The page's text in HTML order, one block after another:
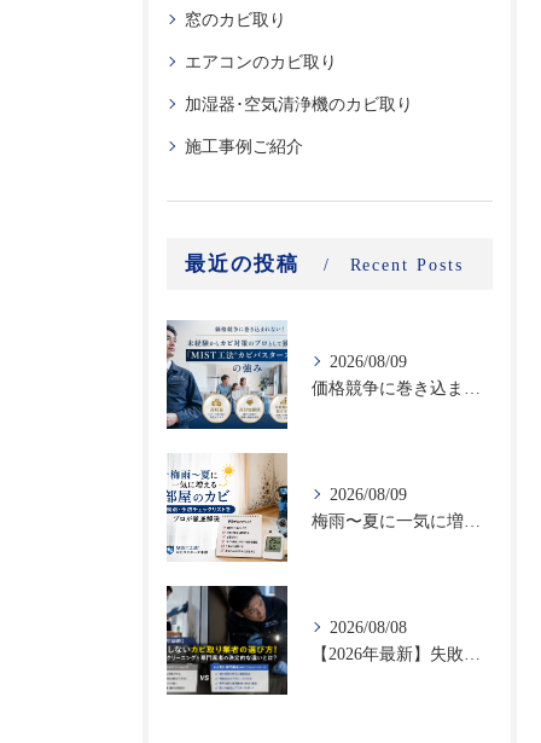
窓のカビ取り
エアコンのカビ取り
加湿器･空気清浄機のカビ取り
施工事例ご紹介
最近の投稿 Recent Posts
2026/08/09
2026/08/09
2026/08/08